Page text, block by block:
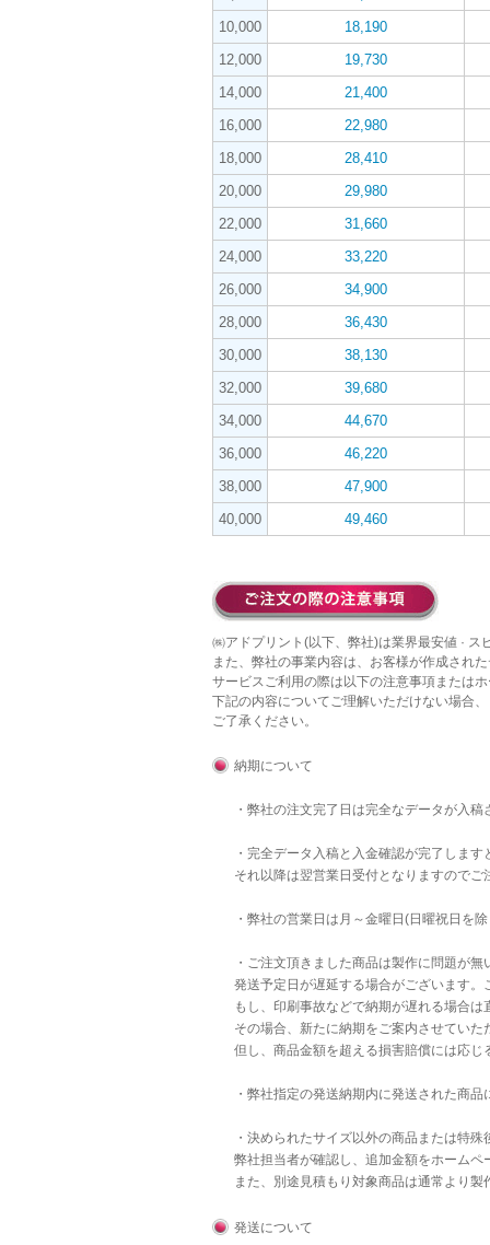
10,000
18,190
12,000
19,730
14,000
21,400
16,000
22,980
18,000
28,410
20,000
29,980
22,000
31,660
24,000
33,220
26,000
34,900
28,000
36,430
30,000
38,130
32,000
39,680
34,000
44,670
36,000
46,220
38,000
47,900
40,000
49,460
㈱アドプリント(以下、弊社)は業界最安値 ·
また、弊社の事業内容は、お客様が作成され
サービスご利用の際は以下の注意事項または
下記の内容についてご理解いただけない場合
ご了承ください。
納期について
・弊社の注文完了日は完全なデータが入
・完全データ入稿と入金確認が完了しま
それ以降は翌営業日受付となりますのでご
・弊社の営業日は月～金曜日(日曜祝日を
・ご注文頂きました商品は製作に問題が
発送予定日が遅延する場合がございます
もし、印刷事故などで納期が遅れる場合
その場合、新たに納期をご案内させてい
但し、商品金額を超える損害賠償には応
・弊社指定の発送納期内に発送された商
・決められたサイズ以外の商品または特
弊社担当者が確認し、追加金額をホーム
また、別途見積もり対象商品は通常より
発送について